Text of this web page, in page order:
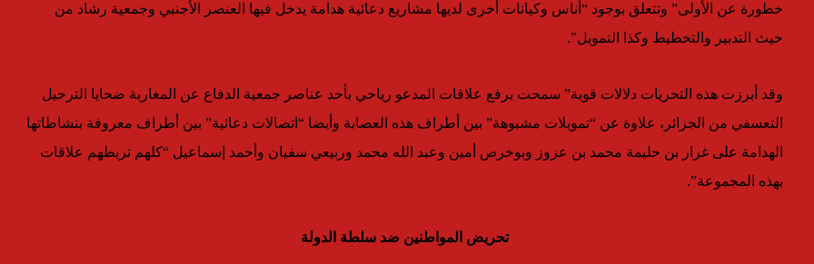
خطورة عن الأولى” وتتعلق بوجود “أناس وكيانات أخرى لديها مشاريع دعائية هدامة يدخل فيها العنصر الأجنبي وجمعية رشاد من
حيث التدبير والتخطيط وكذا التمويل”.
وقد أبرزت هذه التحريات دلالات قوية” سمحت برفع علاقات المدعو رياحي بأحد عناصر جمعية الدفاع عن المغاربة ضحايا الترحيل
التعسفي من الجزائر، علاوة عن “تمويلات مشبوهة” بين أطراف هذه العصابة وأيضا “اتصالات دعائية” بين أطراف معروفة بنشاطاتها
الهدامة على غرار بن حليمة محمد بن عزوز وبوخرص أمين وعبد الله محمد وربيعي سفيان وأحمد إسماعيل “كلهم تربطهم علاقات
بهذه المجموعة”.
تحريض المواطنين ضد سلطة الدولة